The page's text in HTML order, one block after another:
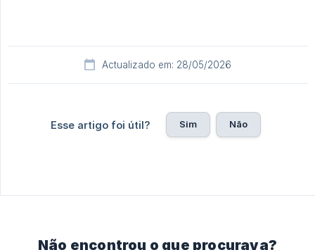
Actualizado em: 28/05/2026
Esse artigo foi útil? Sim Não
Não encontrou o que procurava?